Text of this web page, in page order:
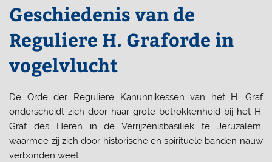
Geschiedenis van de
Reguliere H. Graforde in
vogelvlucht
De Orde der Reguliere Kanunnikessen van het H. Graf
onderscheidt zich door haar grote betrokkenheid bij het H.
Graf des Heren in de Verrijzenisbasiliek te Jeruzalem,
waarmee zij zich door historische en spirituele banden nauw
verbonden weet.